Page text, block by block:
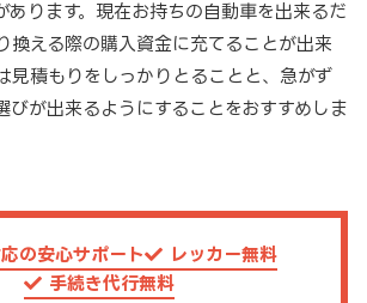
あります。現在お持ちの自動車を出来るだ
換える際の購入資金に充てることが出来
見積もりをしっかりとることと、急がず
びが出来るようにすることをおすすめしま
の安心サポート
レッカー無料
手続き代行無料